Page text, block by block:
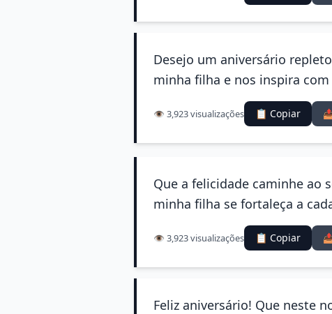
Desejo um aniversário
minha filha e nos inspira
👁️ 3,923 visualizações 📋 Copiar
Que a felicidade caminhe ao
minha filha se fortaleça a
👁️ 3,923 visualizações 📋 Copiar
Feliz aniversário! Que neste